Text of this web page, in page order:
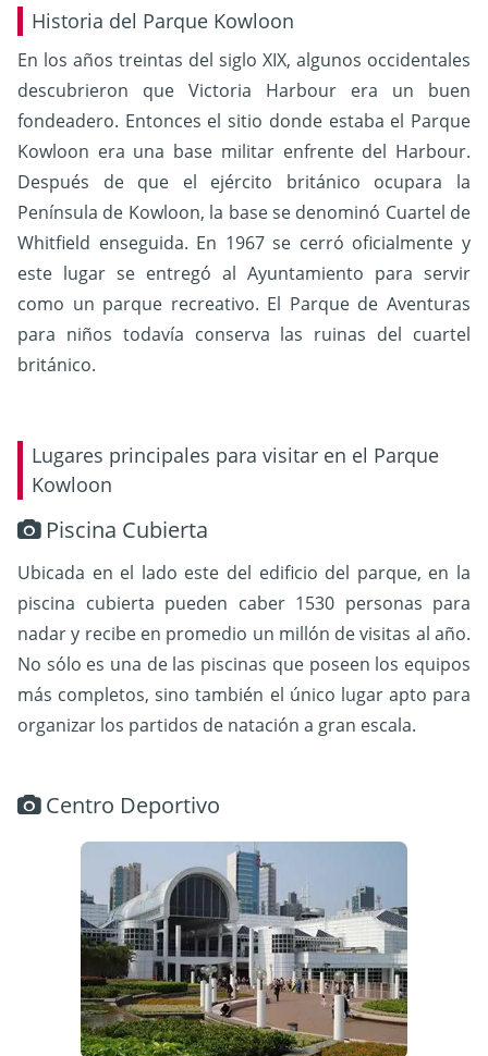
Historia del Parque Kowloon
En los años treintas del siglo XIX, algunos occidentales
descubrieron que Victoria Harbour era un buen
fondeadero. Entonces el sitio donde estaba el Parque
Kowloon era una base militar enfrente del Harbour.
Después de que el ejército británico ocupara la
Península de Kowloon, la base se denominó Cuartel de
Whitfield enseguida. En 1967 se cerró oficialmente y
este lugar se entregó al Ayuntamiento para servir
como un parque recreativo. El Parque de Aventuras
para niños todavía conserva las ruinas del cuartel
británico.
Lugares principales para visitar en el Parque
Kowloon
Piscina Cubierta
Ubicada en el lado este del edificio del parque, en la
piscina cubierta pueden caber 1530 personas para
nadar y recibe en promedio un millón de visitas al año.
No sólo es una de las piscinas que poseen los equipos
más completos, sino también el único lugar apto para
organizar los partidos de natación a gran escala.
Centro Deportivo